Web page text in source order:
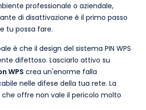
professionale o aziendale,
di disattivazione è il primo passo
tu possa fare.
è che il design del sistema PIN WPS
difettoso. Lasciarlo attivo su
WPS crea un'enorme falla
nelle difese della tua rete. La
offre non vale il pericolo molto